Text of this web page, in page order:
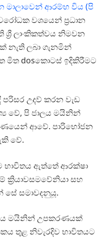
මාලාවෙන් ආරම්භ විය (පි
වශයෙන් ප්‍රධාන
ශ්‍රී ලාංකිකත්වය නිමවන
නැති ලබා ගැනමින්
මිත dosකොටස් ඉදිකිරීමට
උදව් කරන වැඩ
වේ, පි ජාලය මයිනින්
ආවේ. පාරිභෝජන
වේ.
ඇත්තේ ආරක්ෂා
ක්‍රියාවසමවේනියා සහ
සේ සමාවදනුයූ.
මයිනින් උපකරණයක්
තුළ නිවැරදිව භාවිතයට